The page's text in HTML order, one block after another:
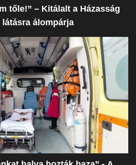
tőle!” – Kitálalt a Házasság
látásra álompárja